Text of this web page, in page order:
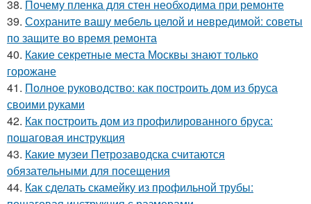
38. Почему пленка для стен необходима при ремонте
39. Сохраните вашу мебель целой и невредимой: советы
по защите во время ремонта
40. Какие секретные места Москвы знают только
горожане
41. Полное руководство: как построить дом из бруса
своими руками
42. Как построить дом из профилированного бруса:
пошаговая инструкция
43. Какие музеи Петрозаводска считаются
обязательными для посещения
44. Как сделать скамейку из профильной трубы: